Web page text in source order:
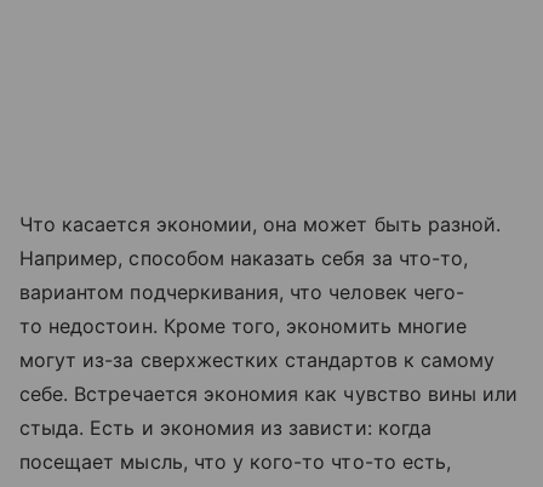
Что касается экономии, она может быть разной.
Например, способом наказать себя за что-то,
вариантом подчеркивания, что человек чего-
то недостоин. Кроме того, экономить многие
могут из-за сверхжестких стандартов к самому
себе. Встречается экономия как чувство вины или
стыда. Есть и экономия из зависти: когда
посещает мысль, что у кого-то что-то есть,